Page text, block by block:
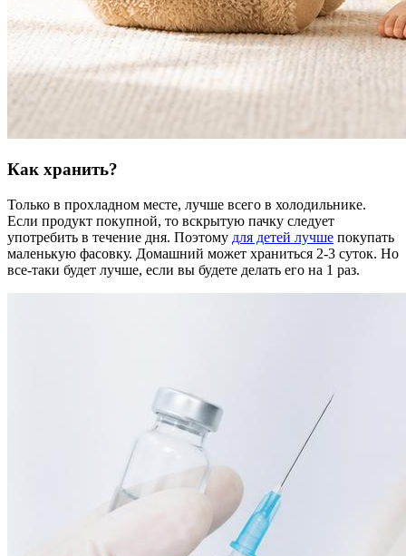
Как хранить?
Только в прохладном месте, лучше всего в холодильнике.
Если продукт покупной, то вскрытую пачку следует
употребить в течение дня. Поэтому для детей лучше покупать
маленькую фасовку. Домашний может храниться 2-3 суток. Но
все-таки будет лучше, если вы будете делать его на 1 раз.